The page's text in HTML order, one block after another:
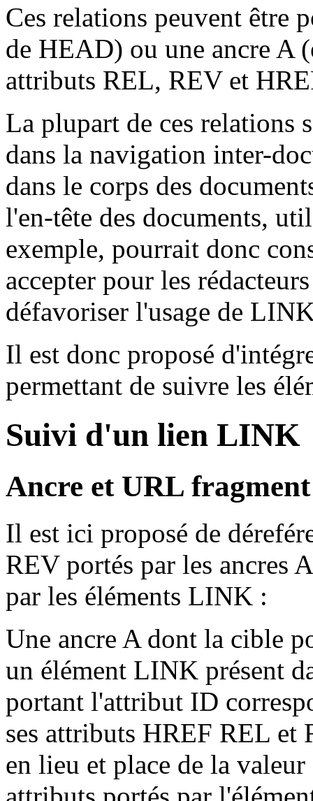
Ces relations peuvent être
de HEAD) ou une ancre A
attributs REL, REVet
La plupart de ces relations
dans la navigation inter-
dans le corps des
l'en-tête des documents,
exemple, pourrait donc
accepter pour les
défavoriser l'usage de
Il est donc proposé
permettant de suivre les
Suivi d'un lien LINK
Ancre et URL
Il est ici proposé de
REVportés par les ancres
par les éléments LINK :
Une ancre A dont la cible
un élément LINK présent
portant l'attribut ID
ses attributs HREF REL et
en lieu et place de la